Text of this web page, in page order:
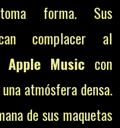
forma. Sus
complacer al
Apple Music con
atmósfera densa.
de sus maquetas